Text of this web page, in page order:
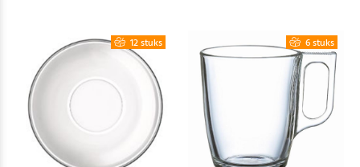
12 stuks 6 stuks